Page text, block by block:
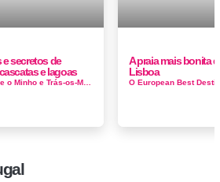
secretos de
e lagoas
A praia mais bonita
Lisboa